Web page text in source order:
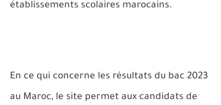
établissements scolaires marocains.
En ce qui concerne les résultats du bac 2023
au Maroc, le site permet aux candidats de